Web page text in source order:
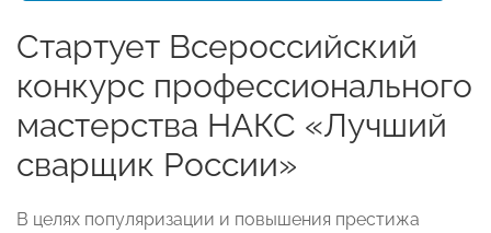
Стартует Всероссийский
конкурс профессионального
мастерства НАКС «Лучший
сварщик России»
В целях популяризации и повышения престижа